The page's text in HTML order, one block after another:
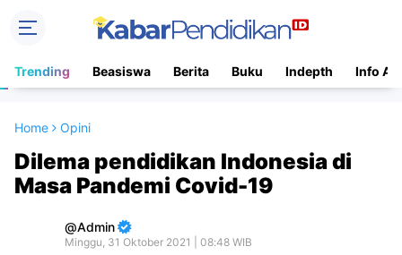
Trending Beasiswa Berita Buku Indepth Info
Home Opini
Dilema pendidikan Indonesia di
Masa Pandemi Covid-19
Admin
Minggu, 31 Oktober 2021 | 08:48 WIB